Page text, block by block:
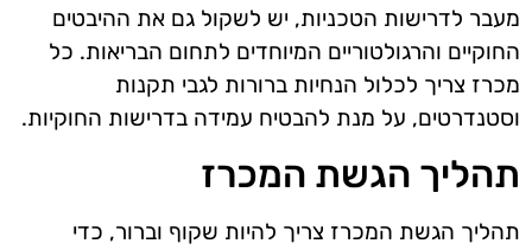
מעבר לדרישות הטכניות, יש לשקול גם את ההיבטים
החוקיים והרגולטוריים המיוחדים לתחום הבריאות. כל
מכרז צריך לכלול הנחיות ברורות לגבי תקנות
וסטנדרטים, על מנת להבטיח עמידה בדרישות החוקיות.
תהליך הגשת המכרז
תהליך הגשת המכרז צריך להיות שקוף וברור, כדי